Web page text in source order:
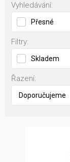
Vyhledávání:
Přesné
Filtry:
Skladem
Řazení: